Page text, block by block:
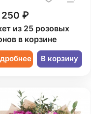
250 ₽
из 25 розовых
в корзине
В корзину